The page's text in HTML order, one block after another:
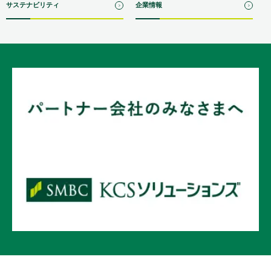
サステナビリティ 企業情報